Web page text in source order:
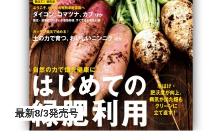
最新8/3発売号